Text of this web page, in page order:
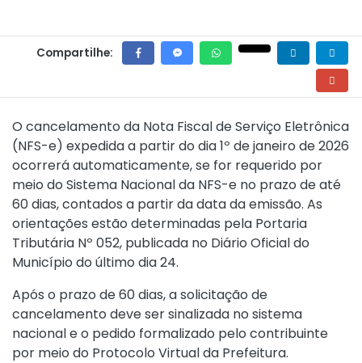
Compartilhe:
O cancelamento da Nota Fiscal de Serviço Eletrônica
(NFS-e) expedida a partir do dia 1º de janeiro de 2026
ocorrerá automaticamente, se for requerido por
meio do Sistema Nacional da NFS-e no prazo de até
60 dias, contados a partir da data da emissão. As
orientações estão determinadas pela Portaria
Tributária Nº 052, publicada no Diário Oficial do
Município do último dia 24.
Após o prazo de 60 dias, a solicitação de
cancelamento deve ser sinalizada no sistema
nacional e o pedido formalizado pelo contribuinte
por meio do Protocolo Virtual da Prefeitura.